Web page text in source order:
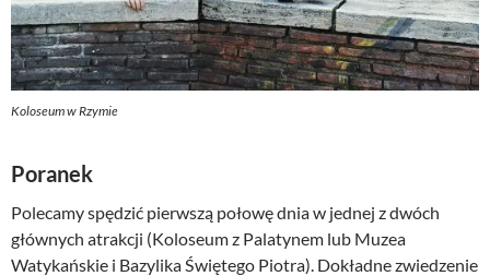
Koloseum w Rzymie
Poranek
Polecamy spędzić pierwszą połowę dnia w jednej z dwóch
głównych atrakcji (Koloseum z Palatynem lub Muzea
Watykańskie i Bazylika Świętego Piotra). Dokładne zwiedzenie